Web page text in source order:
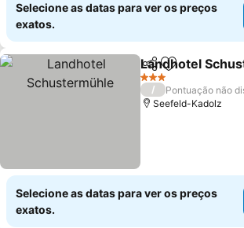
Selecione as datas para ver os preços
exatos.
PartilharAdicionar
Landhotel
3 Estrelas
/
Pontuação não
Seefeld-Kadolz
Selecione as datas para ver os preços
exatos.